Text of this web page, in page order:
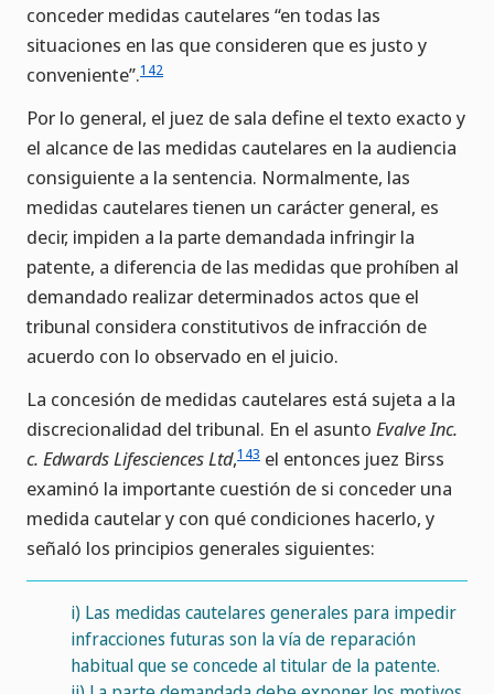
conceder medidas cautelares “en todas las
situaciones en las que consideren que es justo y
conveniente”.142
Por lo general, el juez de sala define el texto exacto y
el alcance de las medidas cautelares en la audiencia
consiguiente a la sentencia. Normalmente, las
medidas cautelares tienen un carácter general, es
decir, impiden a la parte demandada infringir la
patente, a diferencia de las medidas que prohíben al
demandado realizar determinados actos que el
tribunal considera constitutivos de infracción de
acuerdo con lo observado en el juicio.
La concesión de medidas cautelares está sujeta a la
discrecionalidad del tribunal. En el asunto Evalve Inc.
c. Edwards Lifesciences Ltd,143 el entonces juez Birss
examinó la importante cuestión de si conceder una
medida cautelar y con qué condiciones hacerlo, y
señaló los principios generales siguientes:
i) Las medidas cautelares generales para impedir
infracciones futuras son la vía de reparación
habitual que se concede al titular de la patente.